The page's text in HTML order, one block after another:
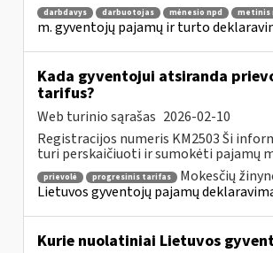
darbdavys darbuotojas mėnesio npd metinis
m. gyventojų pajamų ir turto
Kada gyventojui atsiranda
tarifus?
Web turinio sąrašas 2026-02-10
Registracijos numeris KM2503 Ši
turi perskaičiuoti ir sumokėti pajamų
prievolė progresinis tarifas Mokesčių
Lietuvos gyventojų pajamų
Kurie nuolatiniai Lietuvos